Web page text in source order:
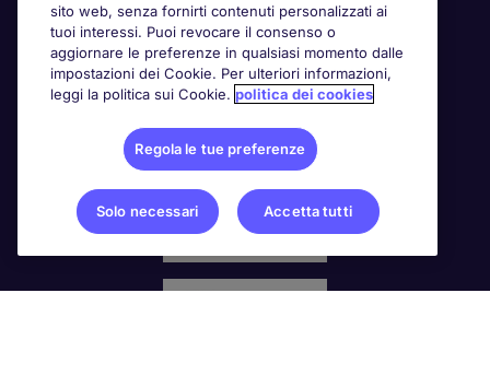
sito web, senza fornirti contenuti personalizzati ai
tuoi interessi. Puoi revocare il consenso o
aggiornare le preferenze in qualsiasi momento dalle
impostazioni dei Cookie. Per ulteriori informazioni,
leggi la politica sui Cookie. politica dei cookies
Regola le tue preferenze
Solo necessari Accetta tutti